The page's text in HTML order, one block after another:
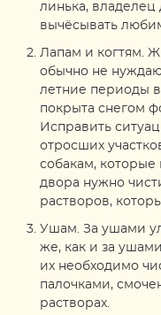
линька, владелец
вычёсывать
Лапам и когтям.
обычно не
летние периоды
покрыта снегом
Исправить
отросших
собакам, которые
двора нужно
растворов,
Ушам. За ушами
же, как и за
их необходимо
палочками,
растворах.